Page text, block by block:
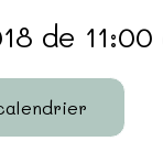
de 11:00